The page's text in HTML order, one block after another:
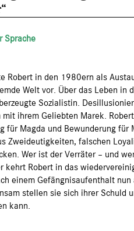
Sprache
Robert in den 1980ern als
Welt vor. Über das Leben in
Sozialistin.
mit ihrem Geliebten Marek.
für Magda und Bewunderung
Zweideutigkeiten, falschen
Wer ist der Verräter – und
kehrt Robert in das
einem Gefängnisaufenthalt
stellen sie sich ihrer Schuld
kann.